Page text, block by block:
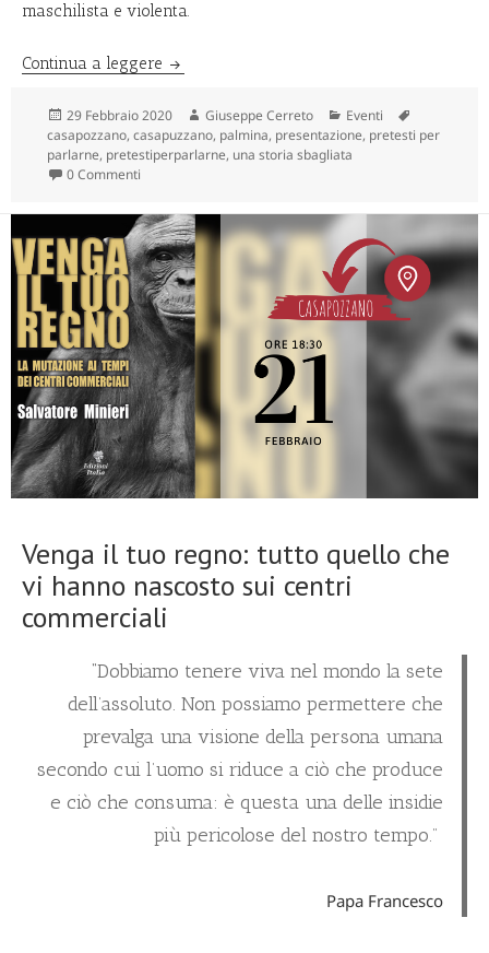
maschilista e violenta.
Continua a leggere Una storia sbagliata
Scritto
il
29 Febbraio 2020 Autore
Giuseppe Cerreto Categorie
Eventi
casapozzano, casapuzzano, palmina, presentazione, pretesti per
parlarne, pretestiperparlarne, una storia sbagliata
0 Commenti
Venga il tuo regno: tutto quello che
vi hanno nascosto sui centri
commerciali
“Dobbiamo tenere viva nel mondo la sete
dell’assoluto. Non possiamo permettere che
prevalga una visione della persona umana
secondo cui l’uomo si riduce a ciò che produce
e ciò che consuma: è questa una delle insidie
più pericolose del nostro tempo.”
Papa Francesco